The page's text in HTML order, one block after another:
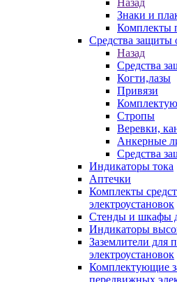
Назад
Знаки и
Комплекты
Средства защиты
Назад
Средства
Когти,лазы
Привязи
Стропы
Веревки,
Анкерные
Средства
Индикаторы тока
Аптечки
Комплекты
электроустановок
Стенды и шкафы
Индикаторы
Заземлители для
электроустановок
Комплектующие
передвижных